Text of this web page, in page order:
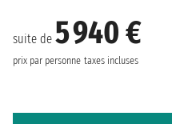
suite de 5 940 €
prix par personne taxes incluses